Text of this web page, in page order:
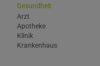
Gesundheit
Arzt
Apotheke
Klinik
Krankenhaus